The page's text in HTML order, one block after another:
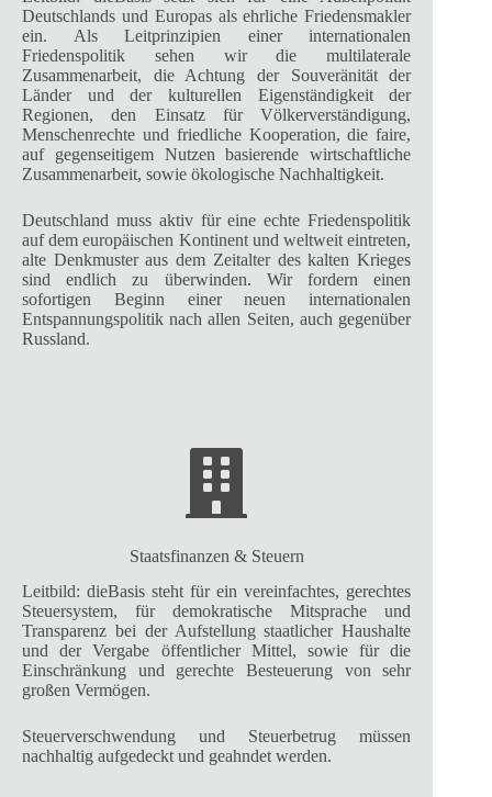
Deutschlands und Europas als ehrliche Friedensmakler
ein. Als Leitprinzipien einer internationalen
Friedenspolitik sehen wir die multilaterale
Zusammenarbeit, die Achtung der Souveränität der
Länder und der kulturellen Eigenständigkeit der
Regionen, den Einsatz für Völkerverständigung,
Menschenrechte und friedliche Kooperation, die faire,
auf gegenseitigem Nutzen basierende wirtschaftliche
Zusammenarbeit, sowie ökologische Nachhaltigkeit.
Deutschland muss aktiv für eine echte Friedenspolitik
auf dem europäischen Kontinent und weltweit eintreten,
alte Denkmuster aus dem Zeitalter des kalten Krieges
sind endlich zu überwinden. Wir fordern einen
sofortigen Beginn einer neuen internationalen
Entspannungspolitik nach allen Seiten, auch gegenüber
Russland.
Staatsfinanzen & Steuern
Leitbild: dieBasis steht für ein vereinfachtes, gerechtes
Steuersystem, für demokratische Mitsprache und
Transparenz bei der Aufstellung staatlicher Haushalte
und der Vergabe öffentlicher Mittel, sowie für die
Einschränkung und gerechte Besteuerung von sehr
großen Vermögen.
Steuerverschwendung und Steuerbetrug müssen
nachhaltig aufgedeckt und geahndet werden.